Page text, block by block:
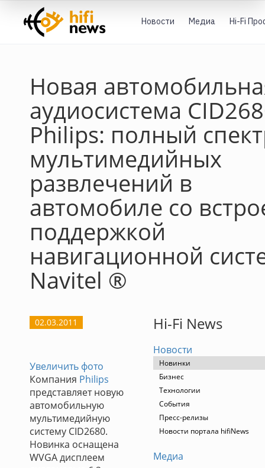
Новости Медиа Hi-Fi
Новая
аудиосистема
Philips: полный
мультимедийных
развлечений в
автомобиле со
поддержкой
навигационной
Navitel ®
02.03.2011
Увеличить фото
Компания Philips
представляет новую
автомобильную
мультимедийную
систему CID2680.
Новинка оснащена
WVGA дисплеем
Hi-Fi News
Новости
Новинки
Бизнес
Технологии
События
Пресс-релизы
Новости портала hifiNews
Медиа